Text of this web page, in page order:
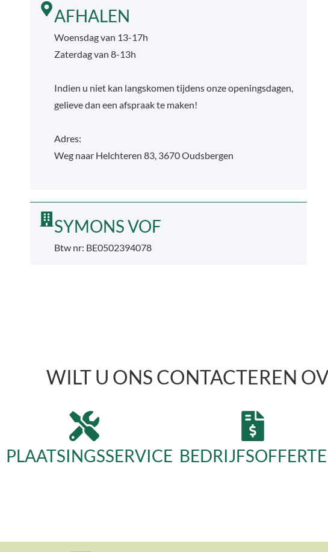
AFHALEN
Woensdag van 13-17h
Zaterdag van 8-13h
Indien u niet kan langskomen tijdens onze openingsdagen,
gelieve dan een afspraak te maken!
Adres:
Weg naar Helchteren 83, 3670 Oudsbergen
SYMONS VOF
Btw nr: BE0502394078
WILT U ONS CONTACTEREN
PLAATSINGSSERVICE BEDRIJFSOFFERTE